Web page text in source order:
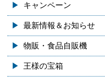
キャンペーン
最新情報＆お知らせ
物販・食品自販機
王様の宝箱